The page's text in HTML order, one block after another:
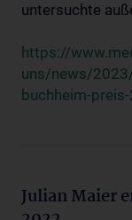
untersuchte
https://
uns/news/
buchheim-
Julian Maier